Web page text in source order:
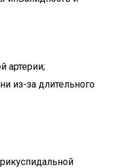
артерии;
из-за длительного